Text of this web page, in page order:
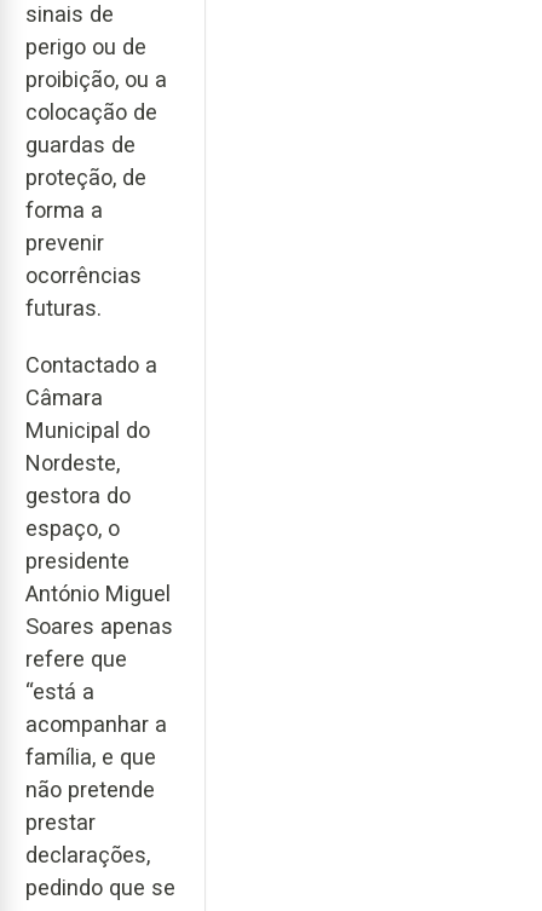
sinais de
perigo ou de
proibição, ou a
colocação de
guardas de
proteção, de
forma a
prevenir
ocorrências
futuras.
Contactado a
Câmara
Municipal do
Nordeste,
gestora do
espaço, o
presidente
António Miguel
Soares apenas
refere que
“está a
acompanhar a
família, e que
não pretende
prestar
declarações,
pedindo que se